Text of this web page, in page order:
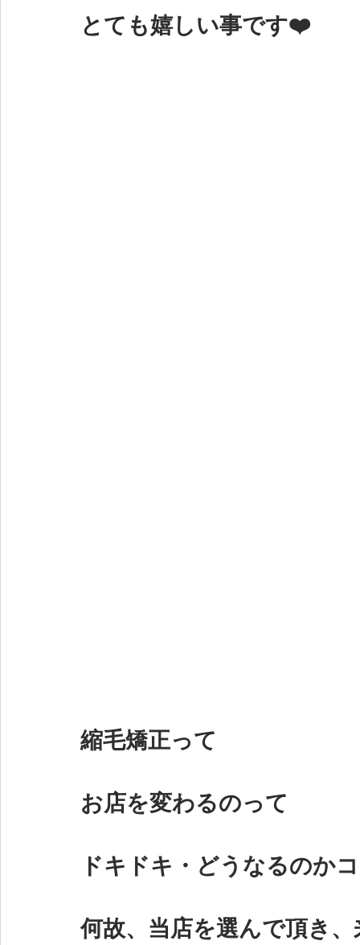
とても嬉しい事です❤️
縮毛矯正って
お店を変わるのって
ドキドキ・どうなるのか
何故、当店を選んで頂き